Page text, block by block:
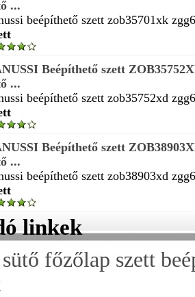
...
beépíthető szett zob35701xk
Beépíthető szett
...
beépíthető szett zob35752xd
Beépíthető szett
...
beépíthető szett zob38903xd
linkek
főzőlap szett